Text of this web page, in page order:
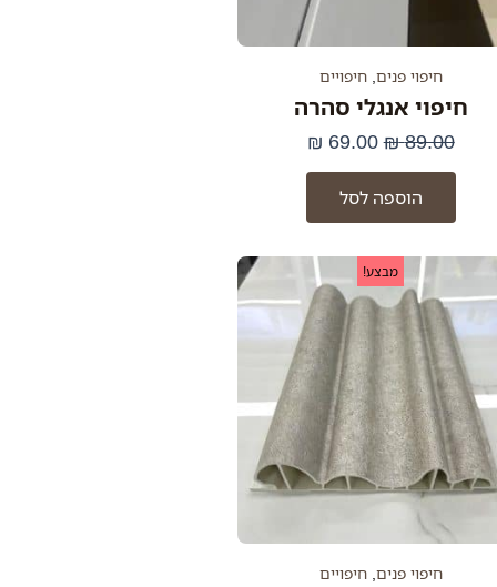
חיפוי פנים ,חיפויים
חיפוי אנגלי סהרה
89.00
₪
69.00
₪
הוספה לסל
מבצע!
חיפוי פנים ,חיפויים
המחיר
המקורי
היה:
113.00 ₪.
המחיר
הנוכחי
הוא:
93.22 ₪.